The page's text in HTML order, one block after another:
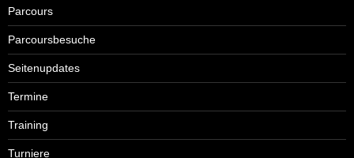
Parcours
Parcoursbesuche
Seitenupdates
Termine
Training
Turniere